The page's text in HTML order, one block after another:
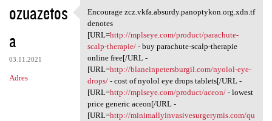
ozuazetos
a
03.11.2021
Adres
Encourage zcz.vkfa.absurdy
Encourage zcz.vkfa.absurdy.panoptykon.org.xdn.tf
denotes
[URL=http://mplseye.com/product/parachute-
scalp-therapie/- buy parachute-scalp-therapie
online free[/URL -
[URL=http://blaneinpetersburgil.com/nyolol-eye-
drops/- cost of nyolol eye drops tablets[/URL -
[URL=http://mplseye.com/product/aceon/- lowest
price generic aceon[/URL -
[URL=http://minimallyinvasivesurgerymis.com/qu